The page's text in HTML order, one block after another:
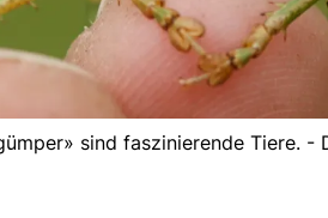
sind faszinierende Tiere. -